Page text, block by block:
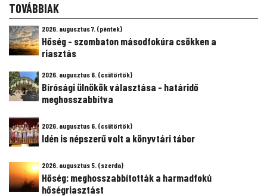
TOVÁBBIAK
2026. augusztus 7. (péntek)
Hőség - szombaton másodfokúra csökken a
riasztás
2026. augusztus 6. (csütörtök)
Bírósági ülnökök választása - határidő
meghosszabbítva
2026. augusztus 6. (csütörtök)
Idén is népszerű volt a könyvtári tábor
2026. augusztus 5. (szerda)
Hőség: meghosszabbították a harmadfokú
hőségriasztást